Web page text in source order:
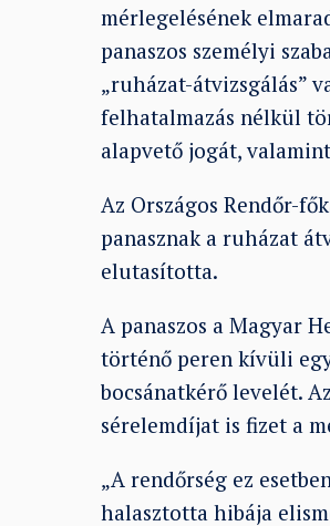
mérlegelésének
panaszos személyi
„ruházat-átvizsgálás”
felhatalmazás nélkül
alapvető jogát,
Az Országos Rendőr-
panasznak a ruházat
elutasította.
A panaszos a Magyar
történő peren kívüli
bocsánatkérő levelét.
sérelemdíjat is fizet a
„A rendőrség ez
halasztotta hibája